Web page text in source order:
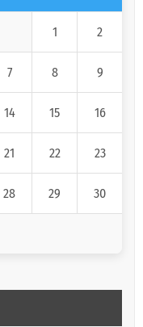
1 2
7 8 9
14 15 16
21 22 23
28 29 30